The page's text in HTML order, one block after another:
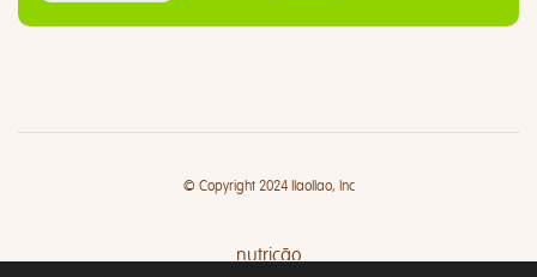
© Copyright 2024 llaollao, Inc
nutrição